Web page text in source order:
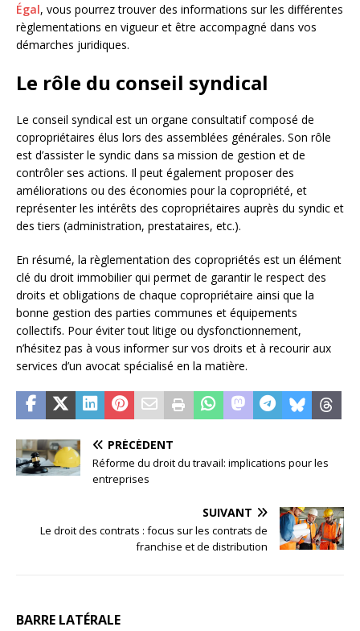
Égal, vous pourrez trouver des informations sur les différentes
règlementations en vigueur et être accompagné dans vos
démarches juridiques.
Le rôle du conseil syndical
Le conseil syndical est un organe consultatif composé de
copropriétaires élus lors des assemblées générales. Son rôle
est d’assister le syndic dans sa mission de gestion et de
contrôler ses actions. Il peut également proposer des
améliorations ou des économies pour la copropriété, et
représenter les intérêts des copropriétaires auprès du syndic et
des tiers (administration, prestataires, etc.).
En résumé, la règlementation des copropriétés est un élément
clé du droit immobilier qui permet de garantir le respect des
droits et obligations de chaque copropriétaire ainsi que la
bonne gestion des parties communes et équipements
collectifs. Pour éviter tout litige ou dysfonctionnement,
n’hésitez pas à vous informer sur vos droits et à recourir aux
services d’un avocat spécialisé en la matière.
PRÉCÉDENT
Réforme du droit du travail: implications pour les
entreprises
SUIVANT
Le droit des contrats : focus sur les contrats de
franchise et de distribution
BARRE LATÉRALE